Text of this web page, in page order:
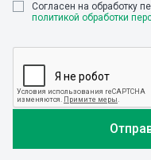
Cогласен на обработку
политикой обработки